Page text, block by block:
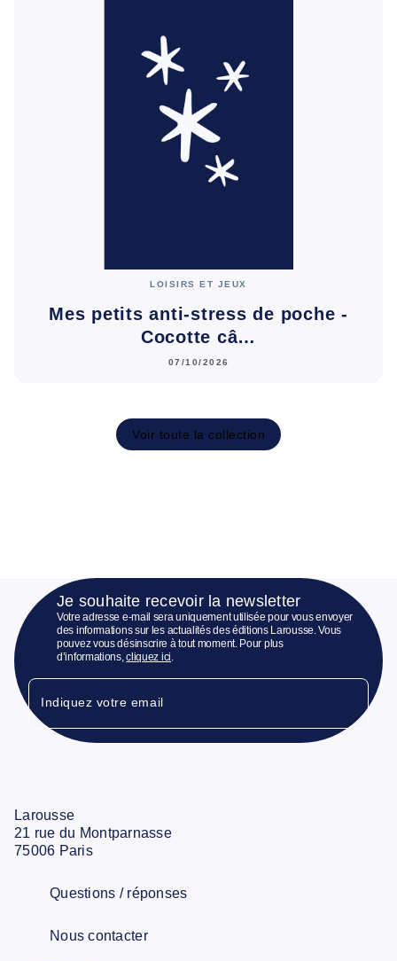
LOISIRS ET JEUX
Mes petits anti-stress de poche -
Cocotte câ…
07/10/2026
Voir toute la collection
Je souhaite recevoir la newsletter
Votre adresse e-mail sera uniquement utilisée pour vous envoyer
des informations sur les actualités des éditions Larousse. Vous
pouvez vous désinscrire à tout moment. Pour plus
d’informations,cliquez ici.
Indiquez votre email
Larousse
21 rue du Montparnasse
75006 Paris
Questions / réponses
Nous contacter